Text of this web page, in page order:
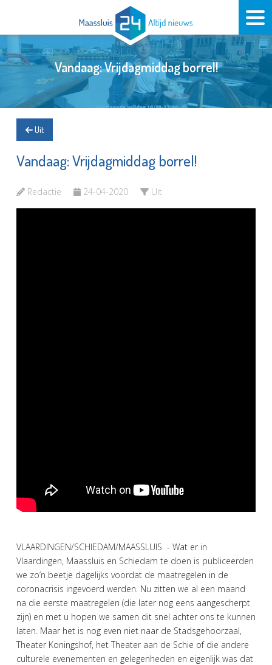
Vandaag: Vrijdagmiddag borrel!
Uit
Vandaag: Vrijdagmiddag borrel!
Redactie 24-04-2020 Uit
VLAARDINGEN/SCHIEDAM/MAASSLUIS - Wat er in
Vlaardingen, Maassluis en Schiedam te doen is publiceerden
we zo’n beetje dagelijks voordat de maatregelen in de
coronacrisis ingevoerd werden. Nu zitten we al een maand
na die eerste maatregelen (die later nog eens aangescherpt
zijn) en met u hopen we samen dit snel achter ons te kunnen
laten. Maar het is nog even niet naar de Stadsgehoorzaal,
Theater Koningshof, het Theater aan de Schie of die andere
culturele evenementen en gelegenheden en eigenlijk was dat